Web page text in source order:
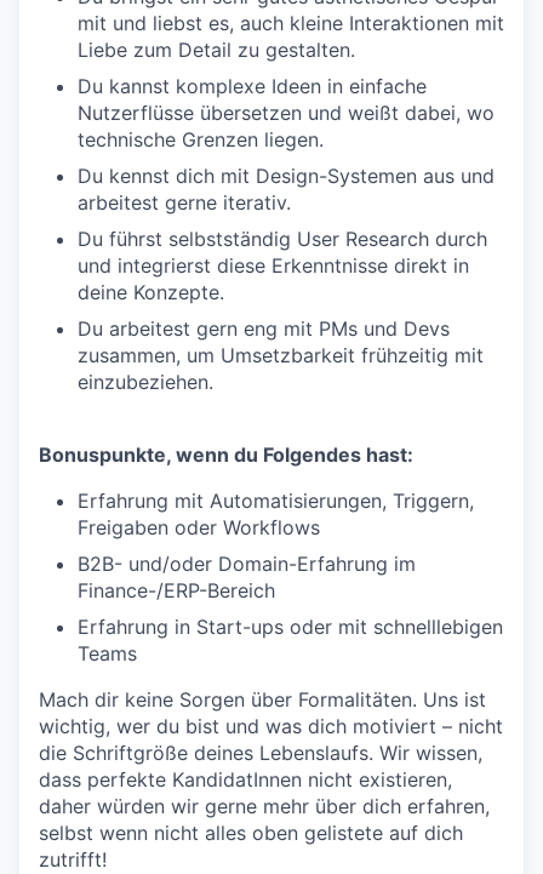
mit und liebst es, auch kleine Interaktionen mit
Liebe zum Detail zu gestalten.
Du kannst komplexe Ideen in einfache
Nutzerflüsse übersetzen und weißt dabei, wo
technische Grenzen liegen.
Du kennst dich mit Design-Systemen aus und
arbeitest gerne iterativ.
Du führst selbstständig User Research durch
und integrierst diese Erkenntnisse direkt in
deine Konzepte.
Du arbeitest gern eng mit PMs und Devs
zusammen, um Umsetzbarkeit frühzeitig mit
einzubeziehen.
Bonuspunkte, wenn du Folgendes hast:
Erfahrung mit Automatisierungen, Triggern,
Freigaben oder Workflows
B2B- und/oder Domain-Erfahrung im
Finance-/ERP-Bereich
Erfahrung in Start-ups oder mit schnelllebigen
Teams
Mach dir keine Sorgen über Formalitäten. Uns ist
wichtig, wer du bist und was dich motiviert – nicht
die Schriftgröße deines Lebenslaufs. Wir wissen,
dass perfekte KandidatInnen nicht existieren,
daher würden wir gerne mehr über dich erfahren,
selbst wenn nicht alles oben gelistete auf dich
zutrifft!